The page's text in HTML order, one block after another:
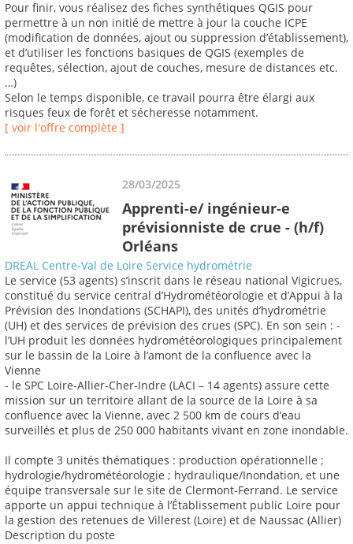
Pour finir, vous réalisez des fiches synthétiques QGIS pour
permettre à un non initié de mettre à jour la couche ICPE
(modification de données, ajout ou suppression d’établissement),
et d’utiliser les fonctions basiques de QGIS (exemples de
requêtes, sélection, ajout de couches, mesure de distances etc.
…)
Selon le temps disponible, ce travail pourra être élargi aux
risques feux de forêt et sécheresse notamment.
[ voir l'offre complète ]
28/03/2025
Apprenti-e/ ingénieur-e
prévisionniste de crue - (h/f)
Orléans
DREAL Centre-Val de Loire Service hydrométrie
Le service (53 agents) s’inscrit dans le réseau national Vigicrues,
constitué du service central d’Hydrométéorologie et d’Appui à la
Prévision des Inondations (SCHAPI), des unités d’hydrométrie
(UH) et des services de prévision des crues (SPC). En son sein : -
l’UH produit les données hydrométéorologiques principalement
sur le bassin de la Loire à l’amont de la confluence avec la
Vienne
- le SPC Loire-Allier-Cher-Indre (LACI – 14 agents) assure cette
mission sur un territoire allant de la source de la Loire à sa
confluence avec la Vienne, avec 2 500 km de cours d’eau
surveillés et plus de 250 000 habitants vivant en zone inondable.
Il compte 3 unités thématiques : production opérationnelle ;
hydrologie/hydrométéorologie ; hydraulique/Inondation, et une
équipe transversale sur le site de Clermont-Ferrand. Le service
apporte un appui technique à l’Établissement public Loire pour
la gestion des retenues de Villerest (Loire) et de Naussac (Allier)
Description du poste